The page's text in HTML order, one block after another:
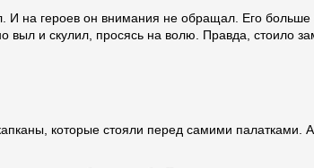
И на героев он внимания не обращал. Его больше
выл и скулил, просясь на волю. Правда, стоило
которые стояли перед самими палатками. А